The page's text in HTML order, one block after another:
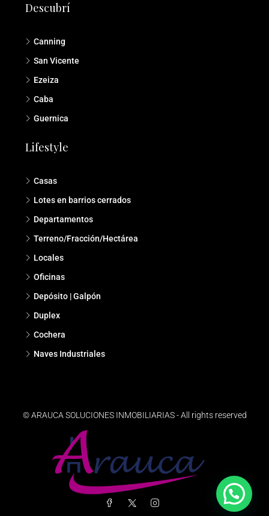
Descubrí
Canning
San Vicente
Ezeiza
Caba
Guernica
Lifestyle
Casas
Lotes en barrios cerrados
Departamentos
Terreno/Fracción/Hectárea
Locales
Oficinas
Depósito | Galpón
Duplex
Cochera
Naves Industriales
© ARAUCA SOLUCIONES INMOBILIARIAS - All rights reserved